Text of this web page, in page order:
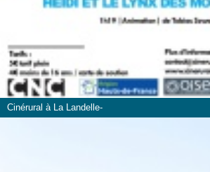
Cinérural à La Landelle-